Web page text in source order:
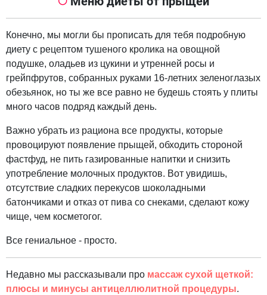
Конечно, мы могли бы прописать для тебя подробную
диету с рецептом тушеного кролика на овощной
подушке, оладьев из цукини и утренней росы и
грейпфрутов, собранных руками 16-летних зеленоглазых
обезьянок, но ты же все равно не будешь стоять у плиты
много часов подряд каждый день.
Важно убрать из рациона все продукты, которые
провоцируют появление прыщей, обходить стороной
фастфуд, не пить газированные напитки и снизить
употребление молочных продуктов. Вот увидишь,
отсутствие сладких перекусов шоколадными
батончиками и отказ от пива со снеками, сделают кожу
чище, чем косметогог.
Все гениальное - просто.
Недавно мы рассказывали про массаж сухой щеткой:
плюсы и минусы антицеллюлитной процедуры.